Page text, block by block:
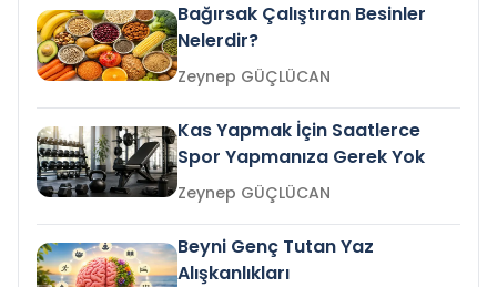
Bağırsak Çalıştıran Besinler
Nelerdir?
Zeynep GÜÇLÜCAN
Kas Yapmak İçin Saatlerce
Spor Yapmanıza Gerek Yok
Zeynep GÜÇLÜCAN
Beyni Genç Tutan Yaz
Alışkanlıkları